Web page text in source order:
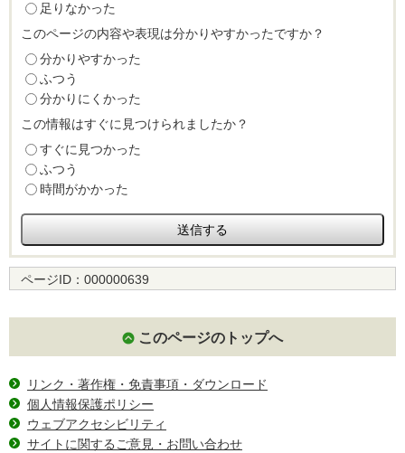
足りなかった
このページの内容や表現は分かりやすかったですか？
分かりやすかった
ふつう
分かりにくかった
この情報はすぐに見つけられましたか？
すぐに見つかった
ふつう
時間がかかった
ページID： 000000639
このページのトップへ
リンク・著作権・免責事項・ダウンロード
個人情報保護ポリシー
ウェブアクセシビリティ
サイトに関するご意見・お問い合わせ